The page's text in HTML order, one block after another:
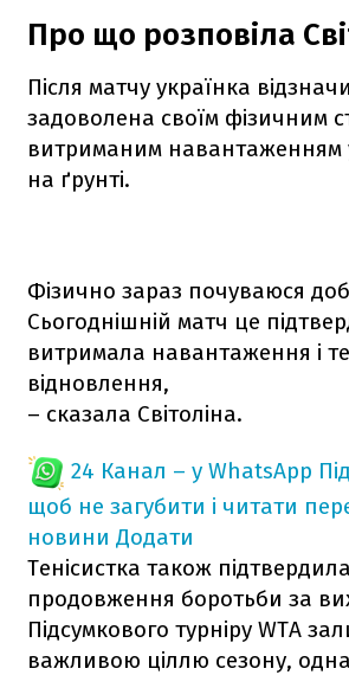
Про що розповіла
Після матчу українка
задоволена своїм фізичним
витриманим навантаженням
на ґрунті.
Фізично зараз почуваюся
Сьогоднішній матч це
витримала навантаження і
відновлення,
– сказала Світоліна.
24 Канал – у WhatsApp
щоб не загубити і читати
новини Додати
Тенісистка також
продовження боротьби за
Підсумкового турніру WTA
важливою ціллю сезону,